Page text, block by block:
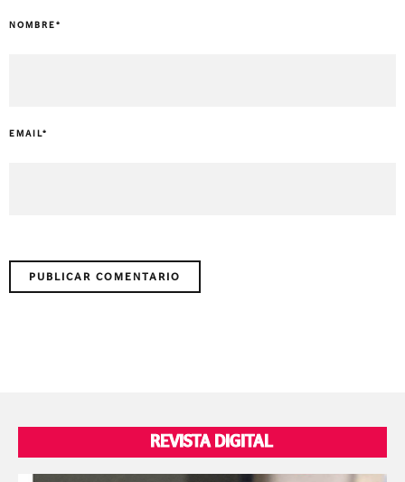
NOMBRE *
EMAIL*
REVISTA DIGITAL